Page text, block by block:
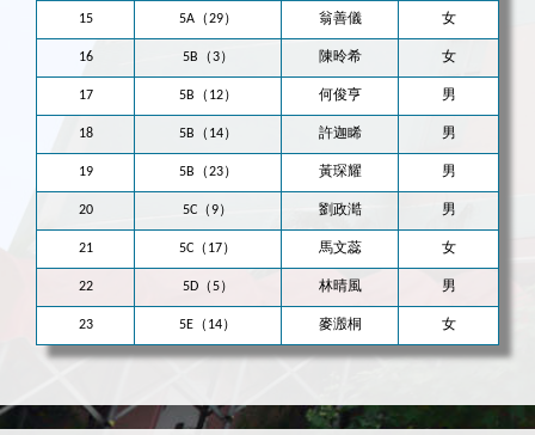
15 5A（29） 翁善儀 女
16 5B（3） 陳昤希 女
17 5B（12） 何俊亨 男
18 5B（14） 許迦睎 男
19 5B（23） 黃琛耀 男
20 5C（9） 劉政澔 男
21 5C（17） 馬文蕊 女
22 5D（5） 林晴風 男
23 5E（14） 麥溵桐 女